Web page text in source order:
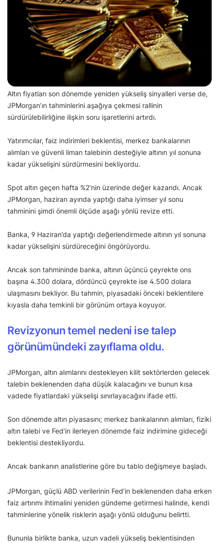
Altın fiyatları son dönemde yeniden yükseliş sinyalleri verse de,
JPMorgan’ın tahminlerini aşağıya çekmesi rallinin
sürdürülebilirliğine ilişkin soru işaretlerini artırdı.
Yatırımcılar, faiz indirimleri beklentisi, merkez bankalarının
alımları ve güvenli liman talebinin desteğiyle altının yıl sonuna
kadar yükselişini sürdürmesini bekliyordu.
Spot altın geçen hafta %2’nin üzerinde değer kazandı. Ancak
JPMorgan, haziran ayında yaptığı daha iyimser yıl sonu
tahminini şimdi önemli ölçüde aşağı yönlü revize etti.
Banka, 9 Haziran’da yaptığı değerlendirmede altının yıl sonuna
kadar yükselişini sürdüreceğini öngörüyordu.
Ancak son tahmininde banka, altının üçüncü çeyrekte ons
başına 4.300 dolara, dördüncü çeyrekte ise 4.500 dolara
ulaşmasını bekliyor. Bu tahmin, piyasadaki önceki beklentilere
kıyasla daha temkinli bir görünüm ortaya koyuyor.
Revizyonun temel nedeni ise talep
görünümündeki zayıflama oldu.
JPMorgan, altın alımlarını destekleyen kilit sektörlerden gelecek
talebin beklenenden daha düşük kalacağını ve bunun kısa
vadede fiyatlardaki yükselişi sınırlayacağını ifade etti.
Son dönemde altın piyasasını; merkez bankalarının alımları, fiziki
altın talebi ve Fed’in ilerleyen dönemde faiz indirimine gideceği
beklentisi destekliyordu.
Ancak bankanın analistlerine göre bu tablo değişmeye başladı.
JPMorgan, güçlü ABD verilerinin Fed’in beklenenden daha erken
faiz artırımı ihtimalini yeniden gündeme getirmesi halinde, kendi
tahminlerine yönelik risklerin aşağı yönlü olduğunu belirtti.
Bununla birlikte banka, uzun vadeli yükseliş beklentisinden